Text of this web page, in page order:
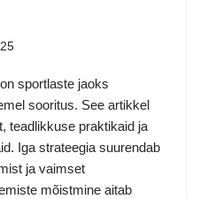
sportlaste jaoks
sooritus. See artikkel
teadlikkuse praktikaid ja
Iga strateegia suurendab
ja vaimset
mõistmine aitab